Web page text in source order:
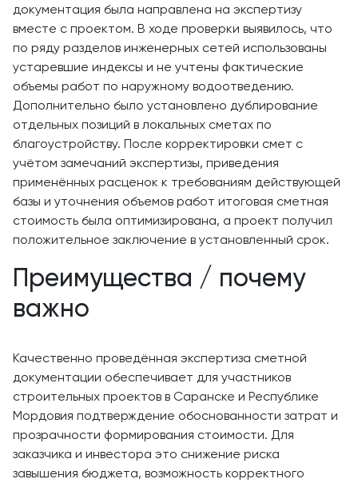
документация была направлена на экспертизу
вместе с проектом. В ходе проверки выявилось, что
по ряду разделов инженерных сетей использованы
устаревшие индексы и не учтены фактические
объемы работ по наружному водоотведению.
Дополнительно было установлено дублирование
отдельных позиций в локальных сметах по
благоустройству. После корректировки смет с
учётом замечаний экспертизы, приведения
применённых расценок к требованиям действующей
базы и уточнения объемов работ итоговая сметная
стоимость была оптимизирована, а проект получил
положительное заключение в установленный срок.
Преимущества / почему
важно
Качественно проведённая экспертиза сметной
документации обеспечивает для участников
строительных проектов в Саранске и Республике
Мордовия подтверждение обоснованности затрат и
прозрачности формирования стоимости. Для
заказчика и инвестора это снижение риска
завышения бюджета, возможность корректного